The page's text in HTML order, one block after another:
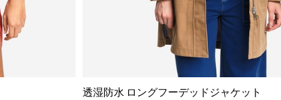
透湿防水 ロングフーデッドジャケット